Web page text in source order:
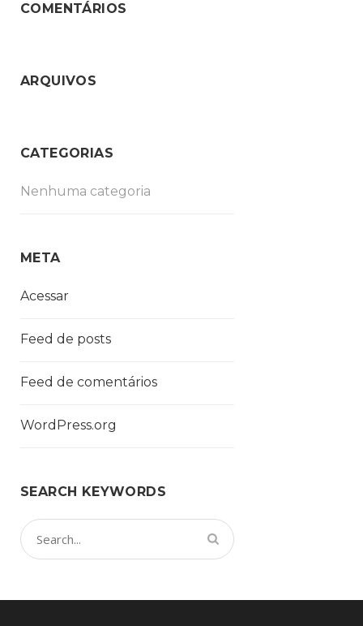
COMENTÁRIOS
ARQUIVOS
CATEGORIAS
Nenhuma categoria
META
Acessar
Feed de posts
Feed de comentários
WordPress.org
SEARCH KEYWORDS